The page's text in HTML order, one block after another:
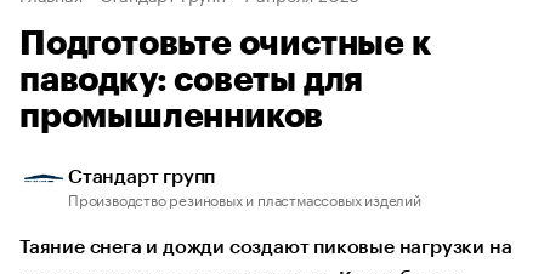
Подготовьте очистные к
паводку: советы для
промышленников
Стандарт групп
Производство резиновых и пластмассовых изделий
Таяние снега и дожди создают пиковые нагрузки на